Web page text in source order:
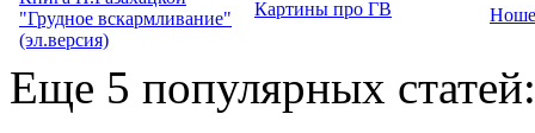
"Грудное вскармливание"
(эл.версия)
Картины про ГВ
Еще 5 популярных статей: